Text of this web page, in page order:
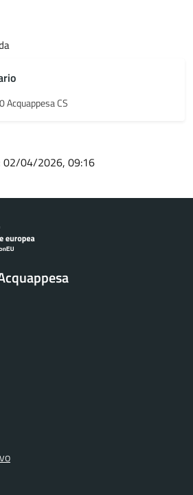
Acquappesa CS
02/04/2026, 09:16